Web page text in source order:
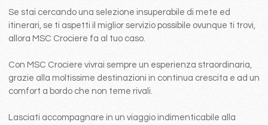
Se stai cercando una selezione insuperabile di mete ed
itinerari, se ti aspetti il miglior servizio possibile ovunque ti trovi,
allora MSC Crociere fa al tuo caso.
Con MSC Crociere vivrai sempre un esperienza straordinaria,
grazie alla moltissime destinazioni in continua crescita e ad un
comfort a bordo che non teme rivali.
Lasciati accompagnare in un viaggio indimenticabile alla